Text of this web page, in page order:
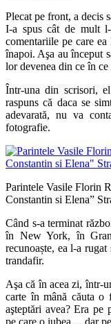
Plecat pe front, a decis
I-a spus cât de mult
comentariile pe care
înapoi. Aşa au început
lor devenea din ce în
Într-una din scrisori,
raspuns că daca se
adevarată, nu va
fotografie.
Parintele Vasile Florin
Constantin si Elena”
Când s-a terminat
în New York, în
recunoaște, ea l-a
trandafir.
Aşa că în acea zi, într-
carte în mână căuta
aşteptări avea? Era pe